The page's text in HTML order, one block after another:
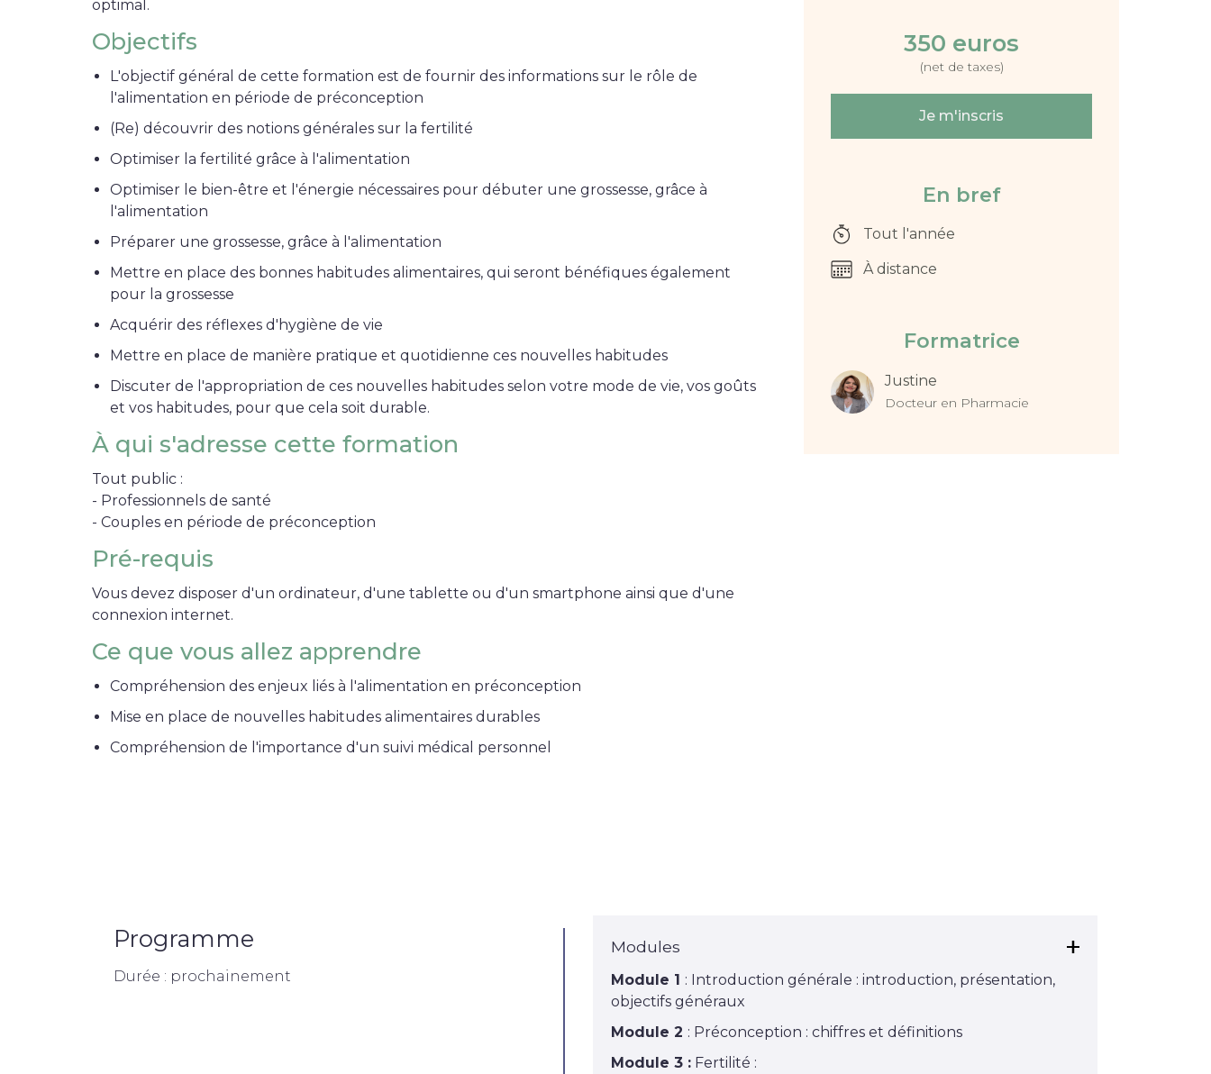
optimal.
Objectifs
L'objectif général de cette formation est de fournir des informations sur le rôle de
l'alimentation en période de préconception
(Re) découvrir des notions générales sur la fertilité
Optimiser la fertilité grâce à l'alimentation
Optimiser le bien-être et l'énergie nécessaires pour débuter une grossesse, grâce à
l'alimentation
Préparer une grossesse, grâce à l'alimentation
Mettre en place des bonnes habitudes alimentaires, qui seront bénéfiques également
pour la grossesse
Acquérir des réflexes d'hygiène de vie
Mettre en place de manière pratique et quotidienne ces nouvelles habitudes
Discuter de l'appropriation de ces nouvelles habitudes selon votre mode de vie, vos goûts
et vos habitudes, pour que cela soit durable.
À qui s'adresse cette formation
Tout public :
- Professionnels de santé
- Couples en période de préconception
Pré-requis
Vous devez disposer d'un ordinateur, d'une tablette ou d'un smartphone ainsi que d'une
connexion internet.
Ce que vous allez apprendre
Compréhension des enjeux liés à l'alimentation en préconception
Mise en place de nouvelles habitudes alimentaires durables
Compréhension de l'importance d'un suivi médical personnel
350 euros
(net de taxes)
Je m'inscris
En bref
Tout l'année
À distance
Formatrice
Justine
Docteur en Pharmacie
Programme
Durée : prochainement
Modules
Module 1 : Introduction générale : introduction, présentation,
objectifs généraux
Module 2 : Préconception : chiffres et définitions
Module 3 :Fertilité :